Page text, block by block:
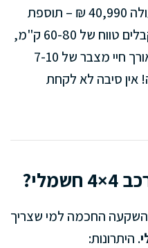
עופרת. DH-M2+2 Lithium עולה 40,990 ₪ – תוספת
של 4,000 ₪ בלבד. היתרון: מקבלים טווח של 60-80 ק"מ,
טעינה מהירה של 4-6 שעות, ואורך חיי מצבר של 7-10
אין סיבה לא לקחת
. היתרונות: